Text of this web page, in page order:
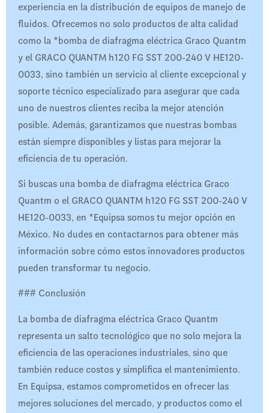
experiencia en la distribución de equipos de manejo de
fluidos. Ofrecemos no solo productos de alta calidad
como la *bomba de diafragma eléctrica Graco Quantm
y el GRACO QUANTM h120 FG SST 200-240 V HE120-
0033, sino también un servicio al cliente excepcional y
soporte técnico especializado para asegurar que cada
uno de nuestros clientes reciba la mejor atención
posible. Además, garantizamos que nuestras bombas
están siempre disponibles y listas para mejorar la
eficiencia de tu operación.
Si buscas una bomba de diafragma eléctrica Graco
Quantm o el GRACO QUANTM h120 FG SST 200-240 V
HE120-0033, en *Equipsa somos tu mejor opción en
México. No dudes en contactarnos para obtener más
información sobre cómo estos innovadores productos
pueden transformar tu negocio.
### Conclusión
La bomba de diafragma eléctrica Graco Quantm
representa un salto tecnológico que no solo mejora la
eficiencia de las operaciones industriales, sino que
también reduce costos y simplifica el mantenimiento.
En Equipsa, estamos comprometidos en ofrecer las
mejores soluciones del mercado, y productos como el